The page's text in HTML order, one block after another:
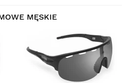
MĘSKIE